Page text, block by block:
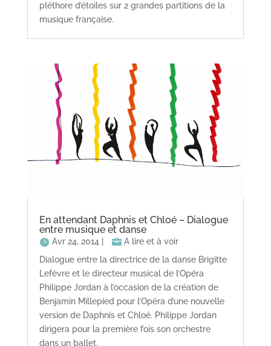
pléthore d’étoiles sur 2 grandes partitions de la
musique française.
En attendant Daphnis et Chloé – Dialogue
entre musique et danse
Avr 24, 2014
A lire et à voir
Dialogue entre la directrice de la danse Brigitte
Lefèvre et le directeur musical de l’Opéra
Philippe Jordan à l’occasion de la création de
Benjamin Millepied pour l’Opéra d’une nouvelle
version de Daphnis et Chloé. Philippe Jordan
dirigera pour la première fois son orchestre
dans un ballet.